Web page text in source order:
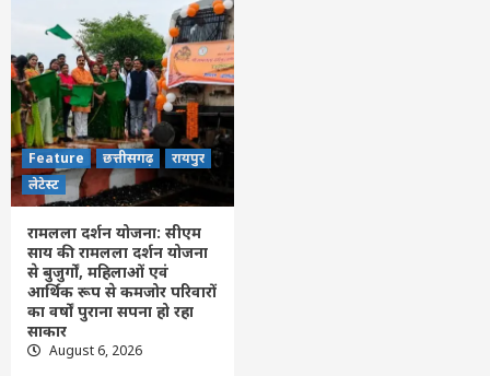
Feature छत्तीसगढ़
रायपुर
लेटेस्ट
रामलला दर्शन योजना: सीएम
साय की रामलला दर्शन योजना
से बुजुर्गों, महिलाओं एवं
आर्थिक रूप से कमजोर परिवारों
का वर्षों पुराना सपना हो रहा
साकार
August 6, 2026